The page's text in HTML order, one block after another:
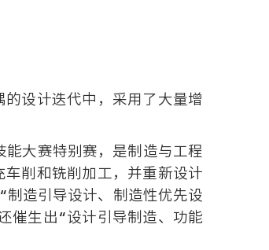
设计迭代中，采用了大量增
大赛特别赛，是制造与工程
削和铣削加工，并重新设计
造引导设计、制造性优先设
催生出“设计引导制造、功能